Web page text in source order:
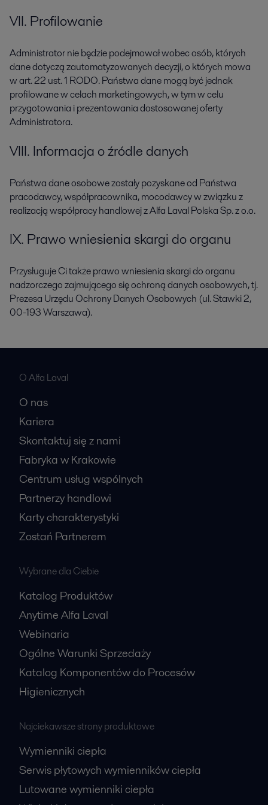
VII. Profilowanie
Administrator nie będzie podejmował wobec osób, których
dane dotyczą zautomatyzowanych decyzji, o których mowa
w art. 22 ust. 1 RODO. Państwa dane mogą być jednak
profilowane w celach marketingowych, w tym w celu
przygotowania i prezentowania dostosowanej oferty
Administratora.
VIII. Informacja o źródle danych
Państwa dane osobowe zostały pozyskane od Państwa
pracodawcy, współpracownika, mocodawcy w związku z
realizacją współpracy handlowej z Alfa Laval Polska Sp. z o.o.
IX. Prawo wniesienia skargi do organu
Przysługuje Ci także prawo wniesienia skargi do organu
nadzorczego zajmującego się ochroną danych osobowych, tj.
Prezesa Urzędu Ochrony Danych Osobowych (ul. Stawki 2,
00-193 Warszawa).
O Alfa Laval
O nas
Kariera
Skontaktuj się z nami
Fabryka w Krakowie
Centrum usług wspólnych
Partnerzy handlowi
Karty charakterystyki
Zostań Partnerem
Wybrane dla Ciebie
Katalog Produktów
Anytime Alfa Laval
Webinaria
Ogólne Warunki Sprzedaży
Katalog Komponentów do Procesów
Higienicznych
Najciekawsze strony produktowe
Wymienniki ciepła
Serwis płytowych wymienników ciepła
Lutowane wymienniki ciepła